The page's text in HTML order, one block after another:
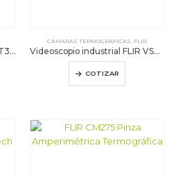
Probador de batería HIOKI BT3554-51 PRO
CÁMARAS TERMOGRAFICAS, FLIR
Videoscopio industrial FLIR VS290-32
COTIZAR